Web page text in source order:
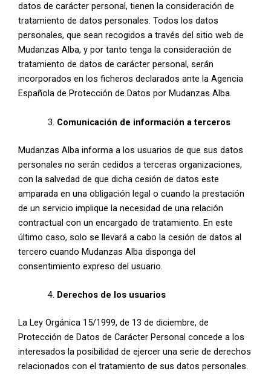
datos de carácter personal, tienen la consideración de
tratamiento de datos personales. Todos los datos
personales, que sean recogidos a través del sitio web de
Mudanzas Alba, y por tanto tenga la consideración de
tratamiento de datos de carácter personal, serán
incorporados en los ficheros declarados ante la Agencia
Española de Protección de Datos por Mudanzas Alba.
Comunicación de información a terceros
Mudanzas Alba informa a los usuarios de que sus datos
personales no serán cedidos a terceras organizaciones,
con la salvedad de que dicha cesión de datos este
amparada en una obligación legal o cuando la prestación
de un servicio implique la necesidad de una relación
contractual con un encargado de tratamiento. En este
último caso, solo se llevará a cabo la cesión de datos al
tercero cuando Mudanzas Alba disponga del
consentimiento expreso del usuario.
Derechos de los usuarios
La Ley Orgánica 15/1999, de 13 de diciembre, de
Protección de Datos de Carácter Personal concede a los
interesados la posibilidad de ejercer una serie de derechos
relacionados con el tratamiento de sus datos personales.